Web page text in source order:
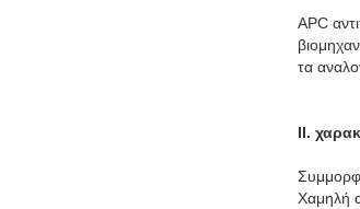
APC
τα
ΙΙ.
Χαμηλή